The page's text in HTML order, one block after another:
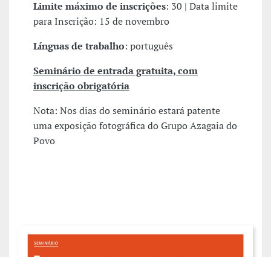
Limite máximo de inscrições: 30 | Data limite
para Inscrição: 15 de novembro
Línguas de trabalho: português
Seminário de entrada gratuita, com
inscrição obrigatória
Nota: Nos dias do seminário estará patente
uma exposição fotográfica do Grupo Azagaia do
Povo